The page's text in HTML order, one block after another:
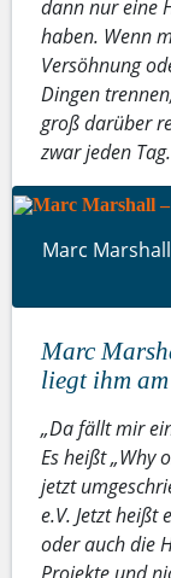
dann nur eine
haben. Wenn
Versöhnung
Dingen
groß darüber
zwar jeden
Marc
Marc
liegt ihm
„Da fällt mir
Es heißt „Why
jetzt
e.V. Jetzt heißt
oder auch die